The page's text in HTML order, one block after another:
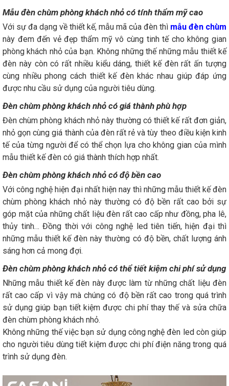
Mẫu đèn chùm phòng khách nhỏ có tính thẩm mỹ cao
Với sự đa dạng về thiết kế, mẫu mã của đèn thì mẫu đèn chùm
này đem đến vẻ đẹp thẩm mỹ vô cùng tinh tế cho không gian
phòng khách nhỏ của bạn. Không những thế những mẫu thiết kế
đèn này còn có rất nhiều kiểu dáng, thiết kế đèn rất ấn tượng
cùng nhiều phong cách thiết kế đèn khác nhau giúp đáp ứng
được nhu cầu sử dụng của người tiêu dùng.
Đèn chùm phòng khách nhỏ có giá thành phù hợp
Đèn chùm phòng khách nhỏ này thường có thiết kế rất đơn giản,
nhỏ gọn cùng giá thành của đèn rất rẻ và tùy theo điều kiện kinh
tế của từng người để có thể chọn lựa cho không gian của mình
mẫu thiết kế đèn có giá thành thích hợp nhất.
Đèn chùm phòng khách nhỏ có độ bền cao
Với công nghệ hiện đại nhất hiện nay thì những mẫu thiết kế đèn
chùm phòng khách nhỏ này thường có độ bền rất cao bởi sự
góp mặt của những chất liệu đèn rất cao cấp như đồng, pha lê,
thủy tinh… Đồng thời với công nghệ led tiên tiến, hiện đại thì
những mẫu thiết kế đèn này thường có độ bền, chất lượng ánh
sáng hơn cả mong đợi.
Đèn chùm phòng khách nhỏ có thể tiết kiệm chi phí sử dụng
Những mẫu thiết kế đèn này được làm từ những chất liệu đèn
rất cao cấp vì vậy mà chúng có độ bền rất cao trong quá trình
sử dụng giúp bạn tiết kiệm được chi phí thay thế và sửa chữa
đèn chùm phòng khách nhỏ.
Không những thế việc bạn sử dụng công nghệ đèn led còn giúp
cho người tiêu dùng tiết kiệm được chi phí điện năng trong quá
trình sử dụng đèn.